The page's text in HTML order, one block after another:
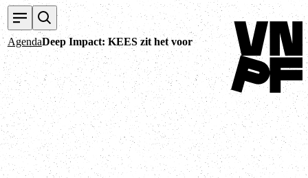
AgendaDeep Impact: KEES zit het voor
Terug naar